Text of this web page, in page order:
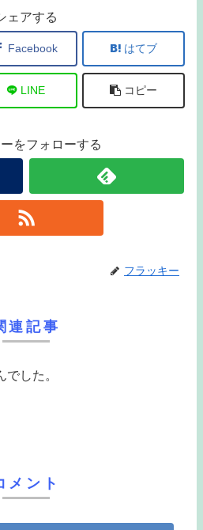
ェアする
Facebook はてブ
LINE コピー
をフォローする
フラッキー
連記事
した。
メント